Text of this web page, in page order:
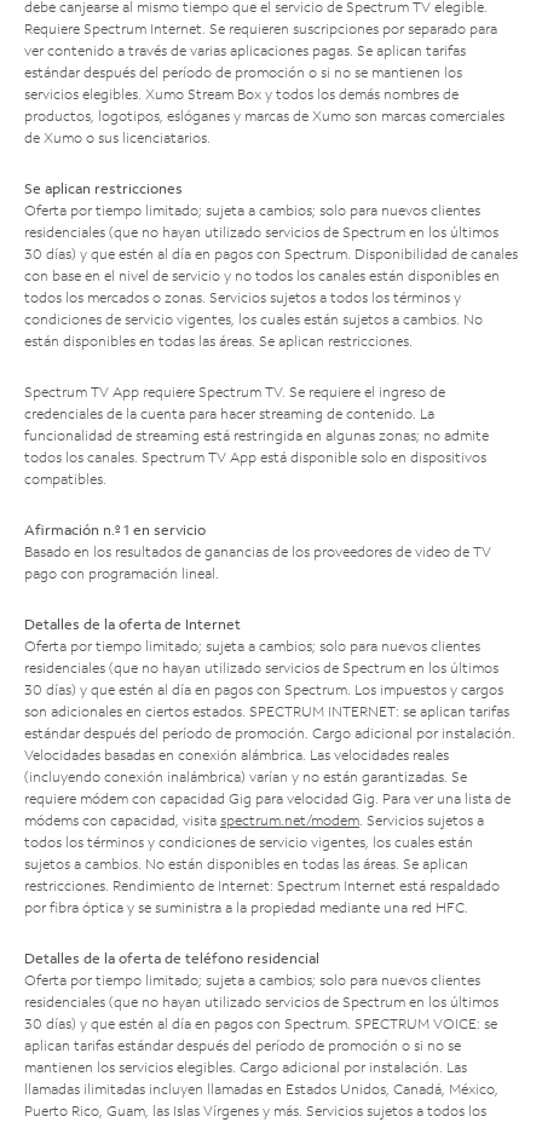
debe canjearse al mismo tiempo que el servicio de Spectrum TV elegible.
Requiere Spectrum Internet. Se requieren suscripciones por separado para
ver contenido a través de varias aplicaciones pagas. Se aplican tarifas
estándar después del período de promoción o si no se mantienen los
servicios elegibles. Xumo Stream Box y todos los demás nombres de
productos, logotipos, eslóganes y marcas de Xumo son marcas comerciales
de Xumo o sus licenciatarios.
Se aplican restricciones
Oferta por tiempo limitado; sujeta a cambios; solo para nuevos clientes
residenciales (que no hayan utilizado servicios de Spectrum en los últimos
30 días) y que estén al día en pagos con Spectrum. Disponibilidad de canales
con base en el nivel de servicio y no todos los canales están disponibles en
todos los mercados o zonas. Servicios sujetos a todos los términos y
condiciones de servicio vigentes, los cuales están sujetos a cambios. No
están disponibles en todas las áreas. Se aplican restricciones.
Spectrum TV App requiere Spectrum TV. Se requiere el ingreso de
credenciales de la cuenta para hacer streaming de contenido. La
funcionalidad de streaming está restringida en algunas zonas; no admite
todos los canales. Spectrum TV App está disponible solo en dispositivos
compatibles.
Afirmación n.º 1 en servicio
Basado en los resultados de ganancias de los proveedores de video de TV
pago con programación lineal.
Detalles de la oferta de Internet
Oferta por tiempo limitado; sujeta a cambios; solo para nuevos clientes
residenciales (que no hayan utilizado servicios de Spectrum en los últimos
30 días) y que estén al día en pagos con Spectrum. Los impuestos y cargos
son adicionales en ciertos estados. SPECTRUM INTERNET: se aplican tarifas
estándar después del período de promoción. Cargo adicional por instalación.
Velocidades basadas en conexión alámbrica. Las velocidades reales
(incluyendo conexión inalámbrica) varían y no están garantizadas. Se
requiere módem con capacidad Gig para velocidad Gig. Para ver una lista de
módems con capacidad, visita spectrum.net/modem. Servicios sujetos a
todos los términos y condiciones de servicio vigentes, los cuales están
sujetos a cambios. No están disponibles en todas las áreas. Se aplican
restricciones. Rendimiento de Internet: Spectrum Internet está respaldado
por fibra óptica y se suministra a la propiedad mediante una red HFC.
Detalles de la oferta de teléfono residencial
Oferta por tiempo limitado; sujeta a cambios; solo para nuevos clientes
residenciales (que no hayan utilizado servicios de Spectrum en los últimos
30 días) y que estén al día en pagos con Spectrum. SPECTRUM VOICE: se
aplican tarifas estándar después del período de promoción o si no se
mantienen los servicios elegibles. Cargo adicional por instalación. Las
llamadas ilimitadas incluyen llamadas en Estados Unidos, Canadá, México,
Puerto Rico, Guam, las Islas Vírgenes y más. Servicios sujetos a todos los